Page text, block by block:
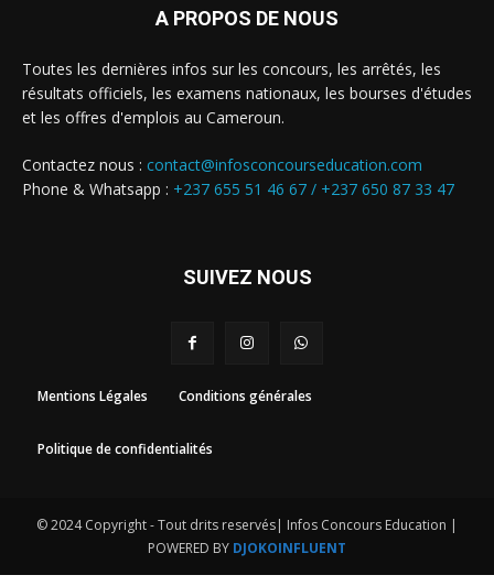
A PROPOS DE NOUS
Toutes les dernières infos sur les concours, les arrêtés, les
résultats officiels, les examens nationaux, les bourses d'études
et les offres d'emplois au Cameroun.
Contactez nous : contact@infosconcourseducation.com
Phone & Whatsapp : +237 655 51 46 67 / +237 650 87 33 47
SUIVEZ NOUS
Mentions Légales Conditions générales
Politique de confidentialités
© 2024 Copyright - Tout drits reservés| Infos Concours Education |
POWERED BY DJOKOINFLUENT